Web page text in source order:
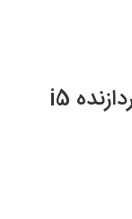
لپ تاپ ایسر Acer A515 پردازنده i5